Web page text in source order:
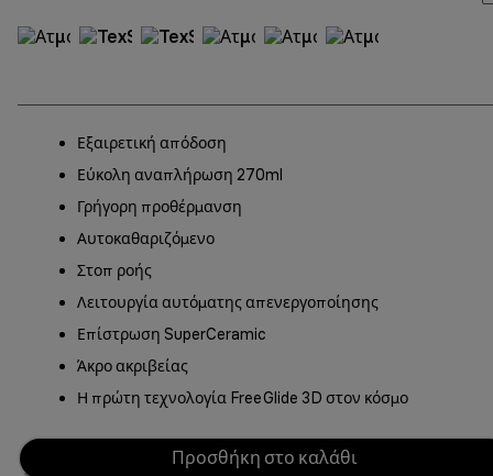
Εξαιρετική απόδοση
Εύκολη αναπλήρωση 270ml
Γρήγορη προθέρμανση
Αυτοκαθαριζόμενο
Στοπ ροής
Λειτουργία αυτόματης απενεργοποίησης
Επίστρωση SuperCeramic
Άκρο ακριβείας
Η πρώτη τεχνολογία FreeGlide 3D στον κόσμο
Προσθήκη στο καλάθι